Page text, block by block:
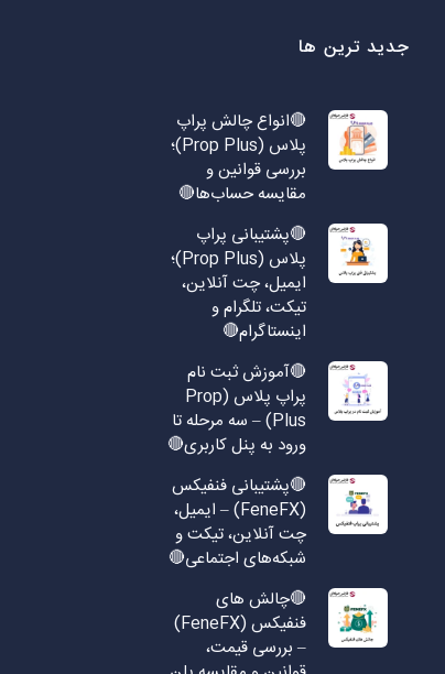
جدید ترین ها
🔴انواع چالش پراپ
پلاس (Prop Plus)؛
بررسی قوانین و
مقایسه حساب‌ها🔴
🔴پشتیبانی پراپ
پلاس (Prop Plus)؛
ایمیل، چت آنلاین،
تیکت، تلگرام و
اینستاگرام🔴
🔴آموزش ثبت نام
پراپ پلاس (Prop
Plus) – سه مرحله تا
ورود به پنل کاربری🔴
🔴پشتیبانی فنفیکس
(FeneFX) – ایمیل،
چت آنلاین، تیکت و
شبکه‌های اجتماعی🔴
🔴چالش های
فنفیکس (FeneFX)
– بررسی قیمت،